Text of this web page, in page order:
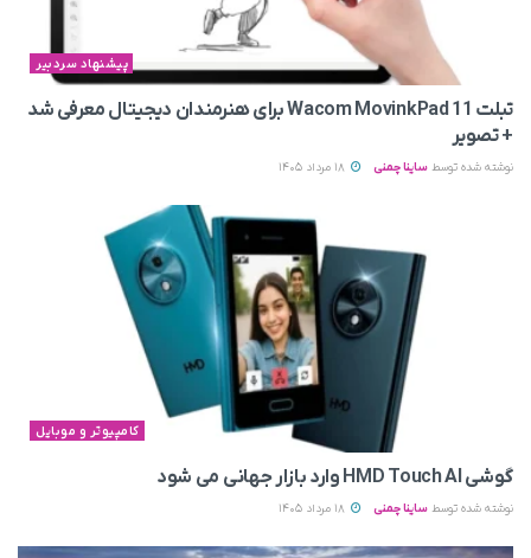
پیشنهاد سردبیر
تبلت Wacom MovinkPad 11 برای هنرمندان دیجیتال معرفی شد
+ تصویر
نوشته شده توسط ساینا چمنی
کامپیوتر و موبایل
گوشی HMD Touch AI وارد بازار جهانی می‌ شود
نوشته شده توسط ساینا چمنی